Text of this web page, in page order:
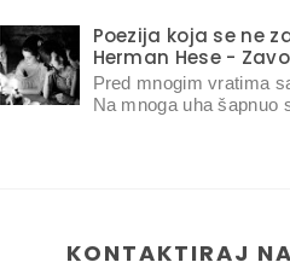
Poezija koja se ne
Herman Hese -
Pred mnogim vratima
Na mnoga uha šapnuo
KONTAKTIRAJ